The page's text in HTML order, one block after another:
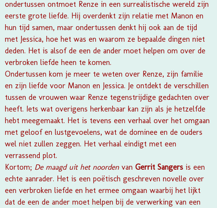
ondertussen ontmoet Renze in een surrealistische wereld zijn
eerste grote liefde. Hij overdenkt zijn relatie met Manon en
hun tijd samen, maar ondertussen denkt hij ook aan de tijd
met Jessica, hoe het was en waarom ze bepaalde dingen niet
deden. Het is alsof de een de ander moet helpen om over de
verbroken liefde heen te komen.
Ondertussen kom je meer te weten over Renze, zijn familie
en zijn liefde voor Manon en Jessica. Je ontdekt de verschillen
tussen de vrouwen waar Renze tegenstrijdige gedachten over
heeft. Iets wat overigens herkenbaar kan zijn als je hetzelfde
hebt meegemaakt. Het is tevens een verhaal over het omgaan
met geloof en lustgevoelens, wat de dominee en de ouders
wel niet zullen zeggen. Het verhaal eindigt met een
verrassend plot.
Kortom; De maagd uit het noorden van Gerrit Sangers is een
echte aanrader. Het is een poëtisch geschreven novelle over
een verbroken liefde en het ermee omgaan waarbij het lijkt
dat de een de ander moet helpen bij de verwerking van een